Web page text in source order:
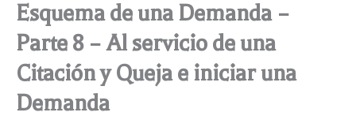
Esquema de una Demanda –
Parte 8 – Al servicio de una
Citación y Queja e iniciar una
Demanda